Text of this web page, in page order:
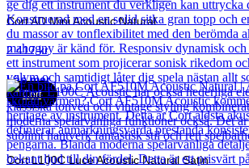
Cort AD Mini Acoustic Natural
2 417kr
Läs mer
Cort
Cort L100C Luce Acoustic Natural Satin